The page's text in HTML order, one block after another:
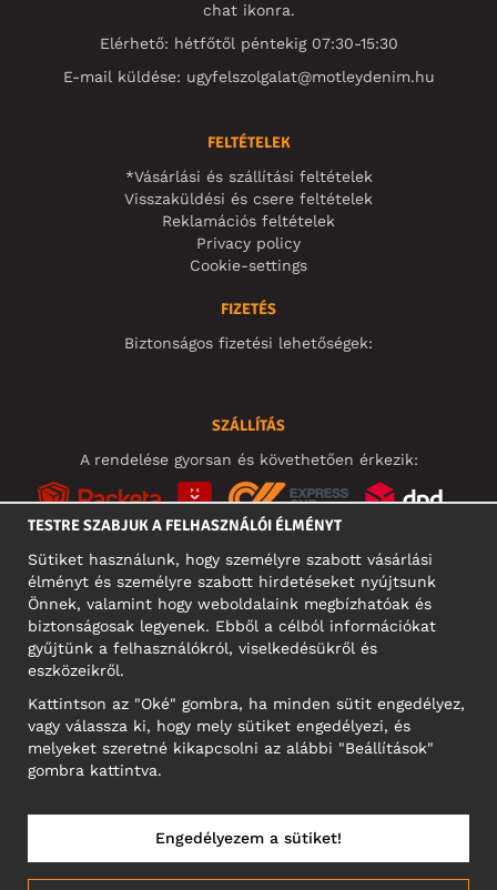
chat ikonra.
Elérhető: hétfőtől péntekig 07:30-15:30
E-mail küldése: ugyfelszolgalat@motleydenim.hu
FELTÉTELEK
*Vásárlási és szállítási feltételek
Visszaküldési és csere feltételek
Reklamációs feltételek
Privacy policy
Cookie-settings
FIZETÉS
Biztonságos fizetési lehetőségek:
SZÁLLÍTÁS
A rendelése gyorsan és követhetően érkezik:
KÖZÖSSÉGI MÉDIA
Motley Denim Europe OÜ
Narva mnt 5, EE-10117 Tallinn
Reg: 12356245
TESTRE SZABJUK A FELHASZNÁLÓI ÉLMÉNYT
Sütiket használunk, hogy személyre szabott vásárlási
élményt és személyre szabott hirdetéseket nyújtsunk
Önnek, valamint hogy weboldalaink megbízhatóak és
biztonságosak legyenek. Ebből a célból információkat
gyűjtünk a felhasználókról, viselkedésükről és
eszközeikről.
Kattintson az "Oké" gombra, ha minden sütit engedélyez,
vagy válassza ki, hogy mely sütiket engedélyezi, és
melyeket szeretné kikapcsolni az alábbi "Beállítások"
gombra kattintva.
Engedélyezem a sütiket!